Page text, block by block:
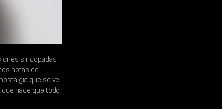
sincopadas
notas de
que se ve
que hace que todo